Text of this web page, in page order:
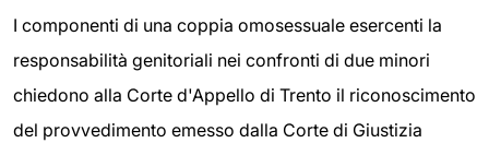
I componenti di una coppia omosessuale esercenti la
responsabilità genitoriali nei confronti di due minori
chiedono alla Corte d'Appello di Trento il riconoscimento
del provvedimento emesso dalla Corte di Giustizia